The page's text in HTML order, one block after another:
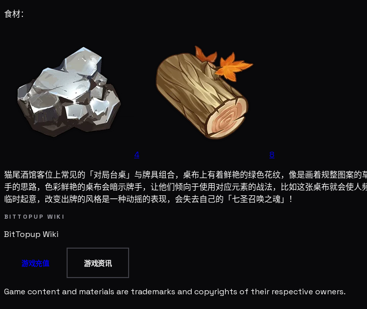
食材：
4
8
猫尾酒馆客位上常见的「对局台桌」与牌具组合，桌布上有着鲜艳的绿色花纹，像是画着规整图案
手的思路，色彩鲜艳的桌布会暗示牌手，让他们倾向于使用对应元素的战法，比如这张桌布就会使
临时起意，改变出牌的风格是一种动摇的表现，会失去自己的「七圣召唤之魂」！
BITTOPUP WIKI
BitTopup Wiki
游戏充值 游戏资讯
Game content and materials are trademarks and copyrights of their respective owners.